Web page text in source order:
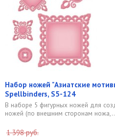
Набор ножей "Азиатские
Spellbinders, S5-124
В наборе 5 фигурных ножей для
ножей (по внешним сторонам
1 398 руб.